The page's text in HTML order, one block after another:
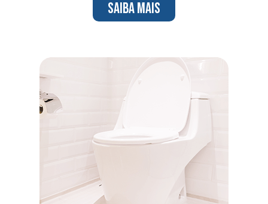
Saiba mais